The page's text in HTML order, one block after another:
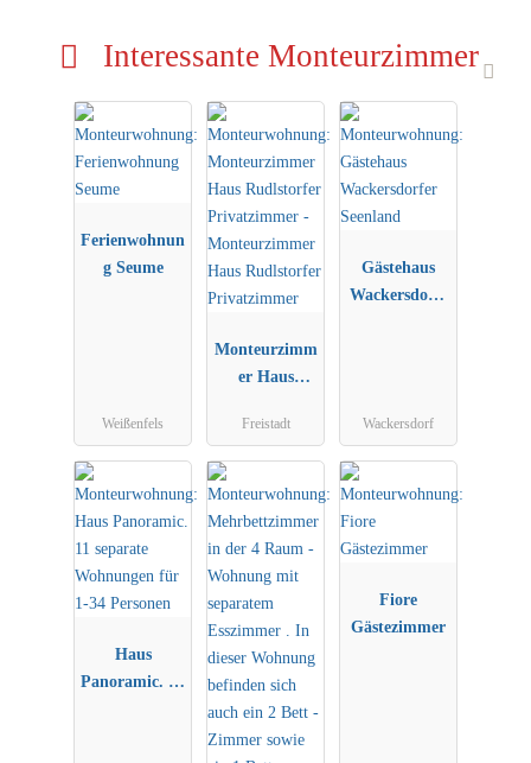
Interessante Monteurzimmer
Ferienwohnun
g Seume
Weißenfels
Monteurzimm
er Haus
Privatzimmer
Freistadt
Gästehaus
Wackersdorfe
Wackersdorf
Haus
Panoramic. 11
Fiore
Gästezimmer